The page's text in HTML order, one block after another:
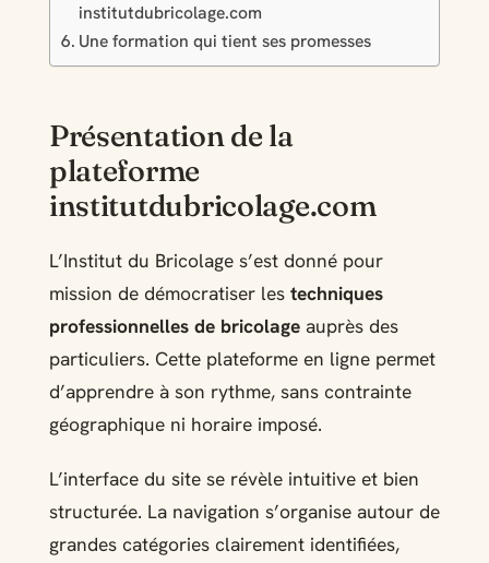
institutdubricolage.com
Une formation qui tient ses promesses
Présentation de la
plateforme
institutdubricolage.com
L’Institut du Bricolage s’est donné pour
mission de démocratiser les techniques
professionnelles de bricolageauprès des
particuliers. Cette plateforme en ligne permet
d’apprendre à son rythme, sans contrainte
géographique ni horaire imposé.
L’interface du site se révèle intuitive et bien
structurée. La navigation s’organise autour de
grandes catégories clairement identifiées,